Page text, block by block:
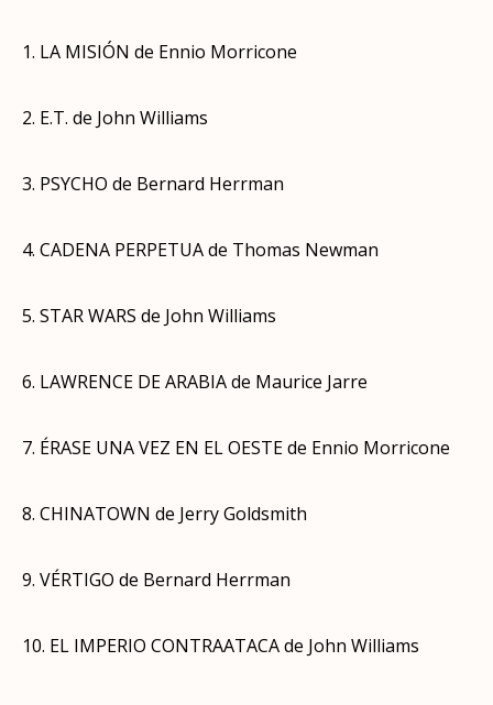
1. LA MISIÓN de Ennio Morricone
2. E.T. de John Williams
3. PSYCHO de Bernard Herrman
4. CADENA PERPETUA de Thomas Newman
5. STAR WARS de John Williams
6. LAWRENCE DE ARABIA de Maurice Jarre
7. ÉRASE UNA VEZ EN EL OESTE de Ennio Morricone
8. CHINATOWN de Jerry Goldsmith
9. VÉRTIGO de Bernard Herrman
10. EL IMPERIO CONTRAATACA de John Williams